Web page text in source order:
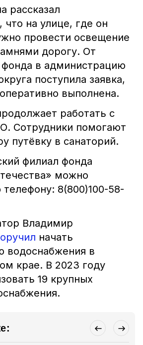
рассказал
что на улице, где он
провести освещение
дорогу. От
фонда в администрацию
поступила заявка,
выполнена.
работать с
Сотрудники помогают
путёвку в санаторий.
филиал фонда
можно
телефону: 8(800)100-58-
Владимир
начать
водоснабжения в
крае. В 2023 году
19 крупных